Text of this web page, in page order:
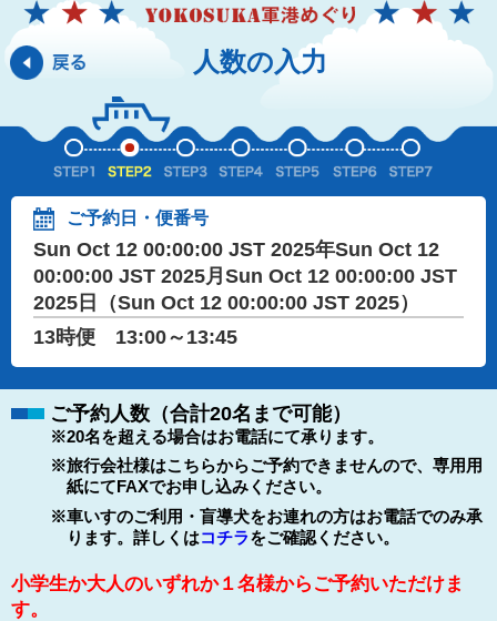
人数の入力
ご予約日・便番号
Sun Oct 12 00:00:00 JST 2025年Sun Oct 12
00:00:00 JST 2025月Sun Oct 12 00:00:00 JST
2025日（Sun Oct 12 00:00:00 JST 2025）
13時便 13:00～13:45
ご予約人数（合計20名まで可能）
※20名を超える場合はお電話にて承ります。
※旅行会社様はこちらからご予約できませんので、専用用
紙にてFAXでお申し込みください。
※車いすのご利用・盲導犬をお連れの方はお電話でのみ承
ります。詳しくはコチラをご確認ください。
小学生か大人のいずれか１名様からご予約いただけま
す。